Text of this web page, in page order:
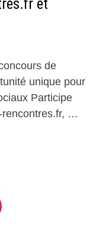
et
de
unique pour
Participe
rencontres.fr, …